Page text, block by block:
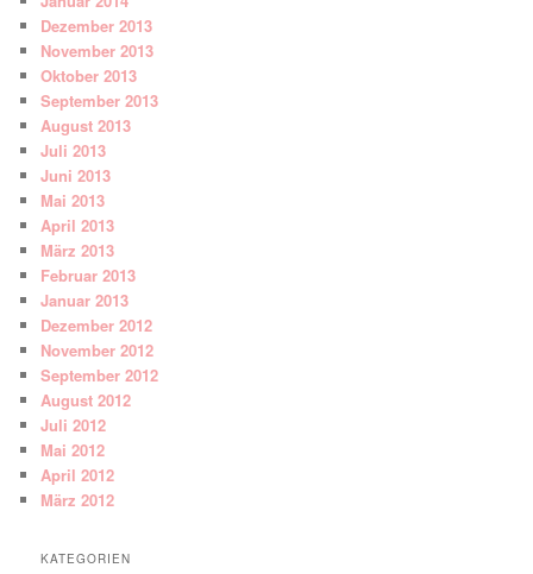
Dezember 2013
November 2013
Oktober 2013
September 2013
August 2013
Juli 2013
Juni 2013
Mai 2013
April 2013
März 2013
Februar 2013
Januar 2013
Dezember 2012
November 2012
September 2012
August 2012
Juli 2012
Mai 2012
April 2012
März 2012
KATEGORIEN